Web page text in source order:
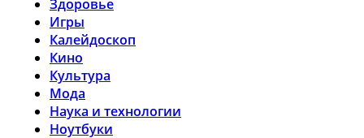
Здоровье
Игры
Калейдоскоп
Кино
Культура
Мода
Наука и технологии
Ноутбуки